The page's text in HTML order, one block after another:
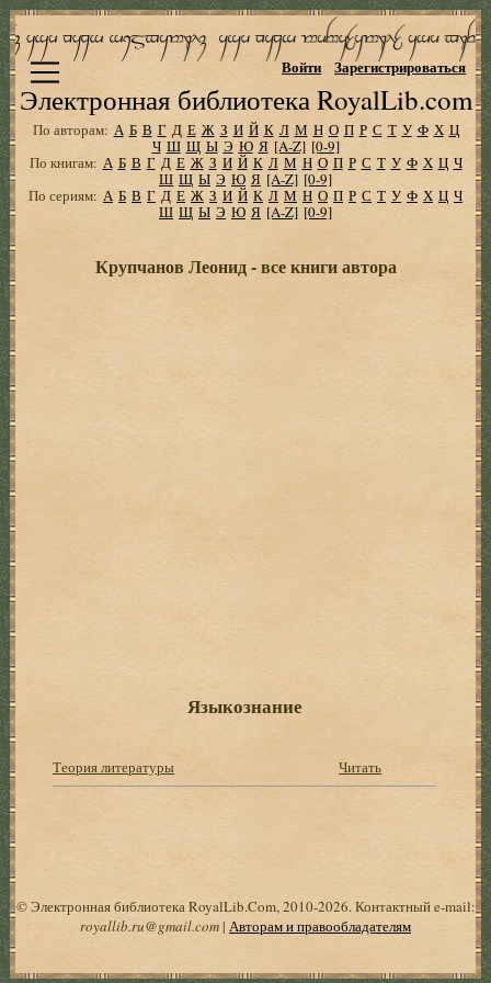
Электронная библиотека RoyalLib.com
Войти Зарегистрироваться
По авторам: А Б В Г Д Е Ж З И Й К Л М Н О П Р С Т У Ф Х Ц
Ч Ш Щ Ы Э Ю Я [A-Z] [0-9]
По книгам: А Б В Г Д Е Ж З И Й К Л М Н О П Р С Т У Ф Х Ц Ч
Ш Щ Ы Э Ю Я [A-Z] [0-9]
По сериям: А Б В Г Д Е Ж З И Й К Л М Н О П Р С Т У Ф Х Ц Ч
Ш Щ Ы Э Ю Я [A-Z] [0-9]
Крупчанов Леонид - все книги автора
Языкознание
Теория литературы Читать
© Электронная библиотека RoyalLib.Com, 2010-2026. Контактный e-mail:
royallib.ru@gmail.com| Авторам и правообладателям